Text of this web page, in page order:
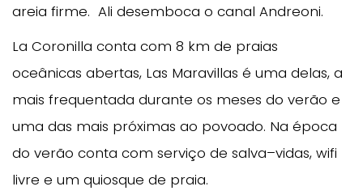
areia firme. Ali desemboca o canal Andreoni.
La Coronilla conta com 8 km de praias
oceânicas abertas, Las Maravillas é uma delas, a
mais frequentada durante os meses do verão e
uma das mais próximas ao povoado. Na época
do verão conta com serviço de salva–vidas, wifi
livre e um quiosque de praia.